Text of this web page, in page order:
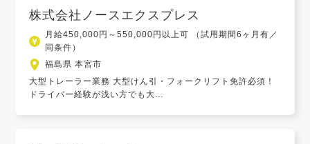
株式会社ノースエクスプレス
月給450,000円～550,000円以上可 （試用期間6ヶ月有／
同条件）
福島県 本宮市
大型トレーラー業務 大型けん引・フォークリフト免許必須！
ドライバー経験が浅い方でも大...